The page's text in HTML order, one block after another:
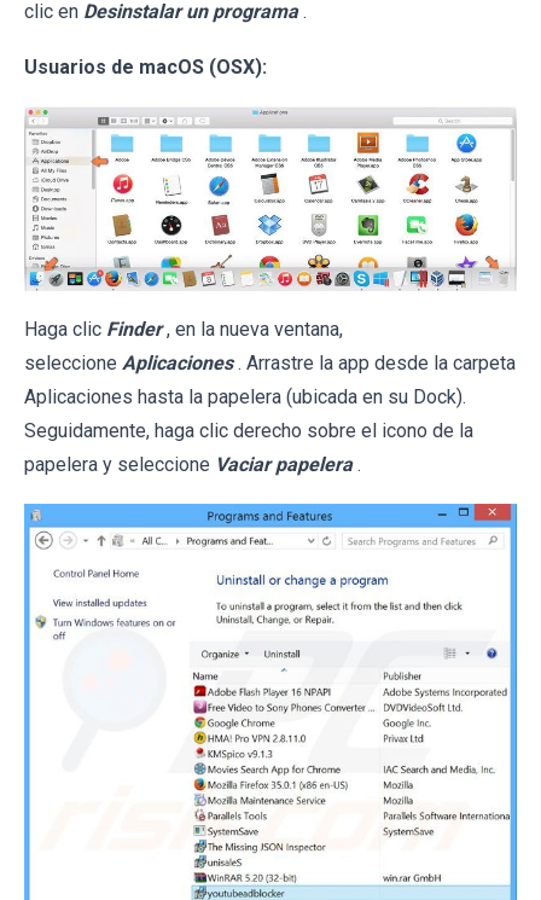
clic en Desinstalar un programa .
Usuarios de macOS (OSX):
Haga clic Finder , en la nueva ventana,
seleccione Aplicaciones . Arrastre la app desde la carpeta
Aplicaciones hasta la papelera (ubicada en su Dock).
Seguidamente, haga clic derecho sobre el icono de la
papelera y seleccione Vaciar papelera .